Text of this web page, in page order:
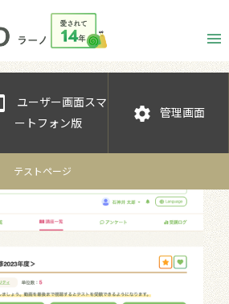
ユーザー画面スマ
ートフォン版
settings 管理画面
テストページ